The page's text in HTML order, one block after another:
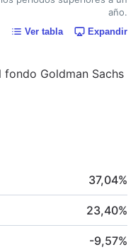
año.
Ver tabla Expandir
Goldman Sachs
37,04%
23,40%
-9,57%